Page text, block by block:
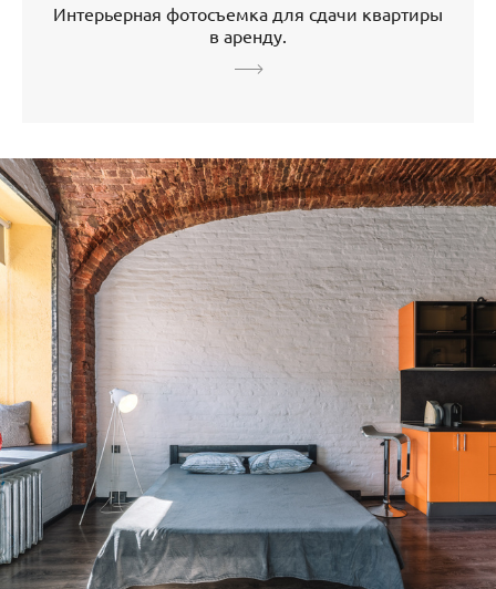
Интерьерная фотосъемка для сдачи квартиры
в аренду.